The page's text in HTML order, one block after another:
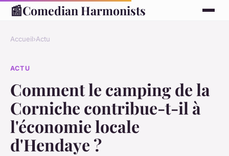
📰Comedian Harmonists
Accueil›Actu
ACTU
Comment le camping de la
Corniche contribue-t-il à
l'économie locale
d'Hendaye ?